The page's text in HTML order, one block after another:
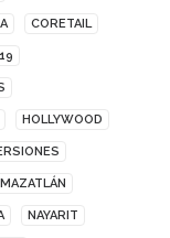
CORETAIL
HOLLYWOOD
MAZATLÁN
NAYARIT